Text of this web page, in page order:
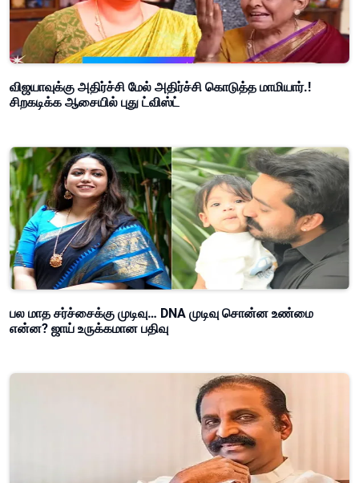
விஜயாவுக்கு அதிர்ச்சி மேல் அதிர்ச்சி கொடுத்த மாமியார்.!
சிறகடிக்க ஆசையில் புது ட்விஸ்ட்
பல மாத சர்ச்சைக்கு முடிவு… DNA முடிவு சொன்ன உண்மை
என்ன? ஜாய் உருக்கமான பதிவு